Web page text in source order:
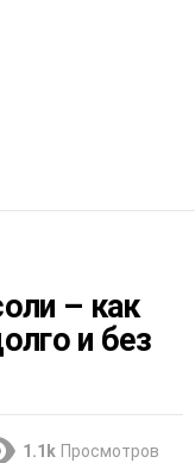
– как
и без
1.1k Просмотров